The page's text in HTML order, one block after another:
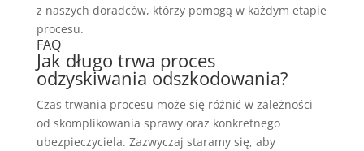
z naszych doradców, którzy pomogą w każdym etapie
procesu.
FAQ
Jak długo trwa proces
odzyskiwania odszkodowania?
Czas trwania procesu może się różnić w zależności
od skomplikowania sprawy oraz konkretnego
ubezpieczyciela. Zazwyczaj staramy się, aby